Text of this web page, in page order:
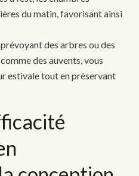
du matin, favorisant ainsi
prévoyant des arbres ou des
des auvents, vous
estivale tout en préservant